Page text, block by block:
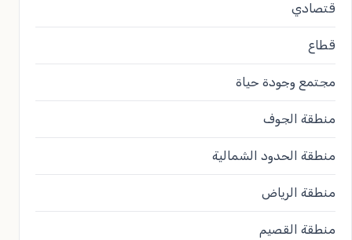
قتصادي
قطاع
مجتمع وجودة حياة
منطقة الجوف
منطقة الحدود الشمالية
منطقة الرياض
منطقة القصيم